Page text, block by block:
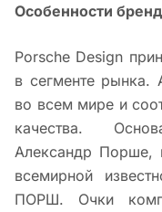
Особенности
Porsche Design
в сегменте рынка.
во всем мире и
качества.
Александр Порше,
всемирной
ПОРШ. Очки